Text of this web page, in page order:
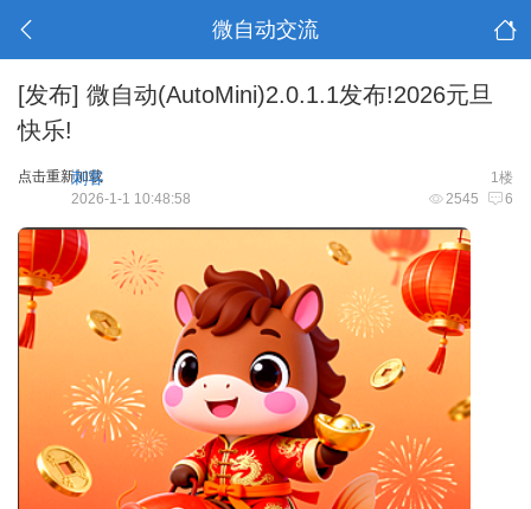
微自动交流
[发布] 微自动(AutoMini)2.0.1.1发布!2026元旦
快乐!
点击重新加载 1楼
刺客
2545 6
2026-1-1 10:48:58